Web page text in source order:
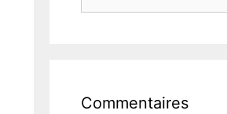
Commentaires